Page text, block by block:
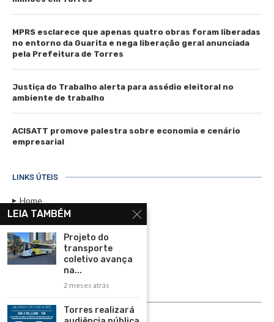
MPRS esclarece que apenas quatro obras foram liberadas
no entorno da Guarita e nega liberação geral anunciada
pela Prefeitura de Torres
Justiça do Trabalho alerta para assédio eleitoral no
ambiente de trabalho
ACISATT promove palestra sobre economia e cenário
empresarial
LINKS ÚTEIS
Home
Assinar
Contato
Política de Privacidade
Rádio Maristela - Ao Vivo
LEIA TAMBÉM
Projeto do
transporte
coletivo avança
na...
2 meses atrás
Torres realizará